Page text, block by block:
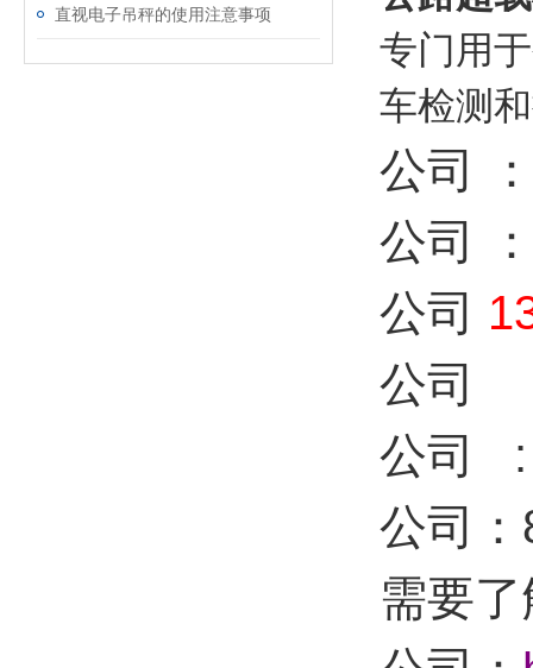
直视电子吊秤的使用注意事项
专门用
车检测
公司
公司
公司
公司
公司 :
公司
需要